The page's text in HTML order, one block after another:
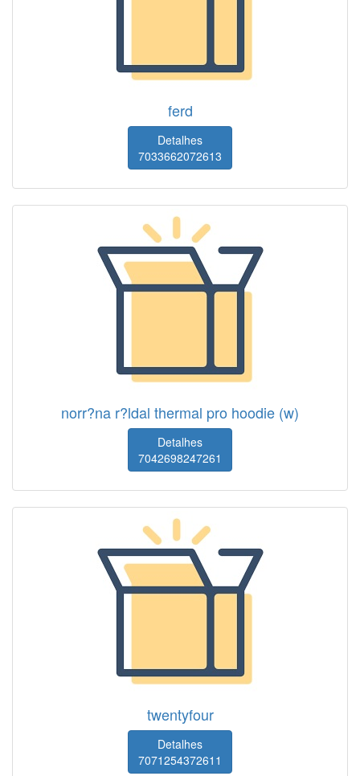
ferd
Detalhes
7033662072613
norr?na r?ldal thermal pro hoodie (w)
Detalhes
7042698247261
twentyfour
Detalhes
7071254372611